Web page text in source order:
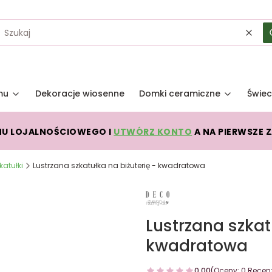
Dekoracje wiosenne Domki ceramiczne
LOJALNOŚCIOWEGO I UTWÓRZ KONTO A NA PIERWSZE
Lustrzana szkatułka na biżuterię - kwadratowa
Lustrzana
kwadratowa